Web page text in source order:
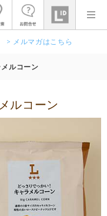
> メルマガはこちら
ルコーン
ルコーン